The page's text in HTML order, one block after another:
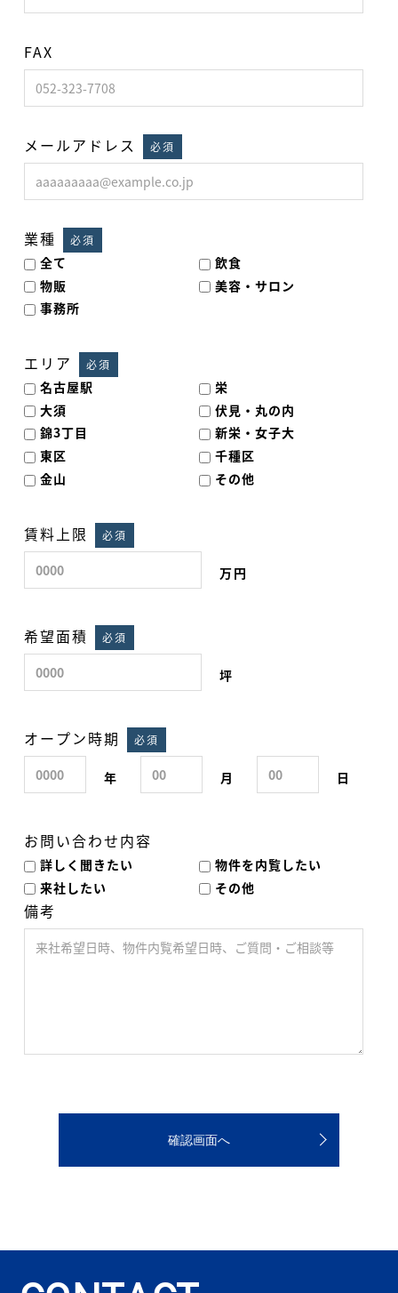
FAX
メールアドレス 必須
業種 必須
全て
飲食
物販
美容・サロン
事務所
エリア 必須
名古屋駅
栄
大須
伏見・丸の内
錦3丁目
新栄・女子大
東区
千種区
金山
その他
賃料上限 必須
万円
希望面積 必須
坪
オープン時期 必須
年 月 日
お問い合わせ内容
詳しく聞きたい
物件を内覧したい
来社したい
その他
備考